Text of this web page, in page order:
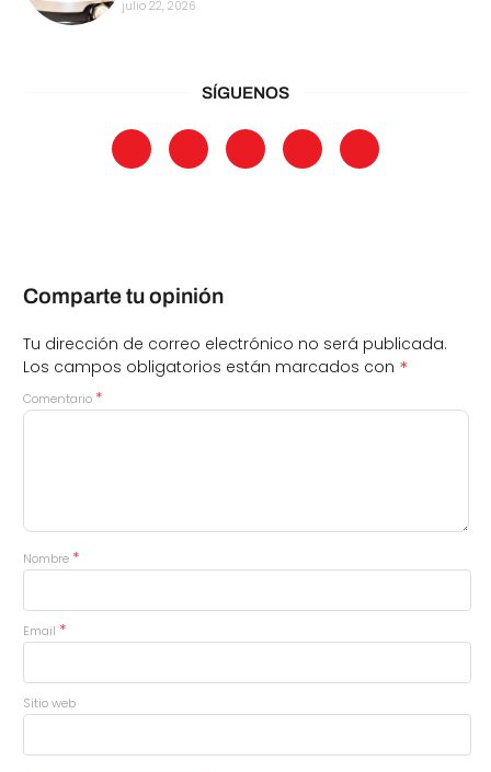
julio 22, 2026
SÍGUENOS
Comparte tu opinión
Tu dirección de correo electrónico no será publicada.
Los campos obligatorios están marcados con *
Comentario *
Nombre *
Email *
Sitio web